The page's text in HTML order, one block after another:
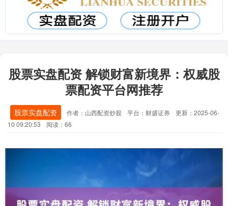
股票实盘配资 解锁财富新境界：权威股
票配资平台网推荐
股票实盘配资 作者：山西配资炒股 平台：财盛证券
更新：2025-06-
10 09:20:53
阅读：66